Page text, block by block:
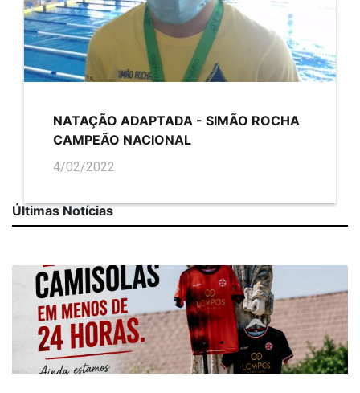
NATAÇÃO ADAPTADA - SIMÃO ROCHA
CAMPEÃO NACIONAL
4/02/2022
Últimas Notícias